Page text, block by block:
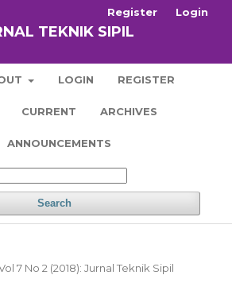
TEKNIK SIPIL
LOGIN REGISTER
CURRENT ARCHIVES
ANNOUNCEMENTS
Search
Register Login
7 No 2 (2018): Jurnal Teknik Sipil